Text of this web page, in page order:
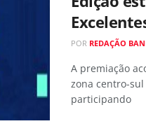
POR REDAÇÃO
A premiação
zona centro-
participando